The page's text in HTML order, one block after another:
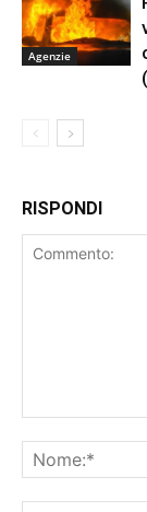
Agenzie
RISPONDI